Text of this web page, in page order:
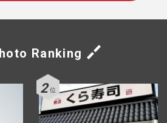
Ranking